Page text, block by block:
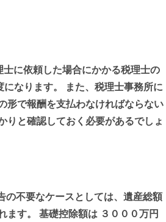
士に依頼した場合にかかる税理士の
なります。 また、税理士事務所に
形で報酬を支払わなければならない
りと確認しておく必要があるでしょ
の不要なケースとしては、遺産総額
ます。 基礎控除額は ３０００万円